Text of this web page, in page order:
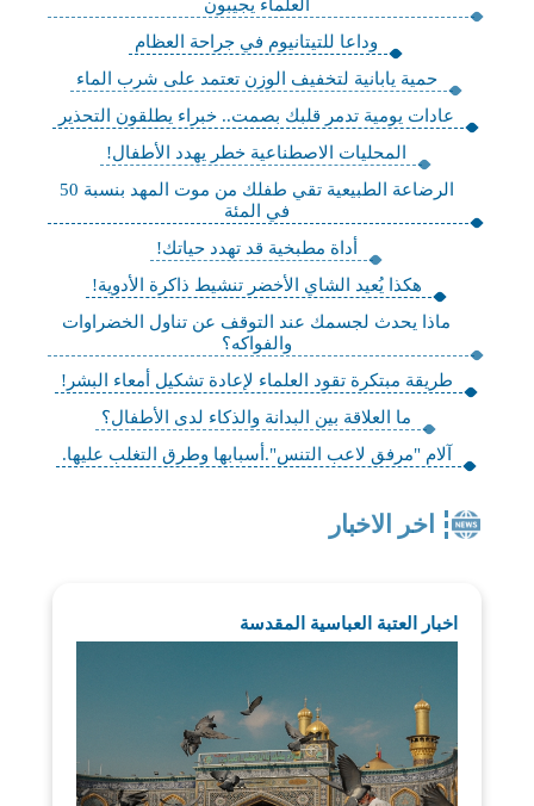
العلماء يجيبون
وداعا للتيتانيوم في جراحة العظام
حمية يابانية لتخفيف الوزن تعتمد على شرب الماء
عادات يومية تدمر قلبك بصمت.. خبراء يطلقون التحذير
المحليات الاصطناعية خطر يهدد الأطفال!
الرضاعة الطبيعية تقي طفلك من موت المهد بنسبة 50
في المئة
أداة مطبخية قد تهدد حياتك!
هكذا يُعيد الشاي الأخضر تنشيط ذاكرة الأدوية!
ماذا يحدث لجسمك عند التوقف عن تناول الخضراوات
والفواكه؟
طريقة مبتكرة تقود العلماء لإعادة تشكيل أمعاء البشر!
ما العلاقة بين البدانة والذكاء لدى الأطفال؟
آلام "مرفق لاعب التنس".أسبابها وطرق التغلب عليها.
اخر الاخبار
اخبار العتبة العباسية المقدسة